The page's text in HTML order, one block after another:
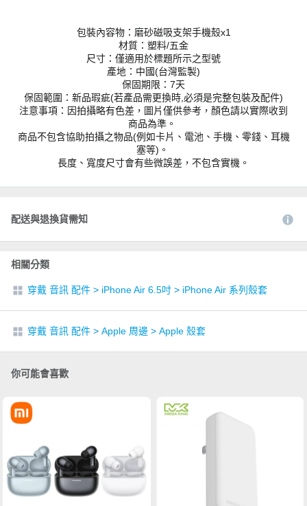
包裝內容物：磨砂磁吸支架手機殼x1
材質：塑料/五金
尺寸：僅適用於標題所示之型號
產地：中國(台灣監製)
保固期限：7天
保固範圍：新品瑕疵(若產品需更換時,必須是完整包裝及配件)
注意事項：因拍攝略有色差，圖片僅供參考，顏色請以實際收到
商品為準。
商品不包含協助拍攝之物品(例如卡片、電池、手機、零錢、耳機
塞等)。
長度、寬度尺寸會有些微誤差，不包含實機。
配送與退換貨需知
相關分類
穿戴 音訊 配件 > iPhone Air 6.5吋 > iPhone Air 系列殼套
穿戴 音訊 配件 > Apple 周邊 > Apple 殼套
你可能會喜歡